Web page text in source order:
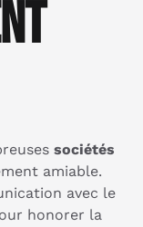
sociétés
amiable.
avec le
honorer la